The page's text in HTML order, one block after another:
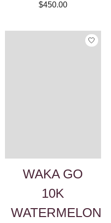
$450.00
WAKA GO
10K
WATERMELON